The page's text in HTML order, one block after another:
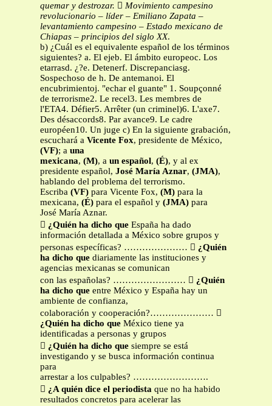
quemar y destrozar.  Movimiento campesino
revolucionario – líder – Emiliano Zapata –
levantamiento campesino – Estado mexicano de
Chiapas – principios del siglo XX.
b) ¿Cuál es el equivalente español de los términos
siguientes? a. El ejeb. El ámbito europeoc. Los
etarrasd. ¿?e. Detenerf. Discrepanciasg.
Sospechoso de h. De antemanoi. El
encubrimientoj. "echar el guante" 1. Soupçonné
de terrorisme2. Le recel3. Les membres de
l'ETA4. Défier5. Arrêter (un criminel)6. L'axe7.
Des désaccords8. Par avance9. Le cadre
européen10. Un juge c) En la siguiente grabación,
escuchará a Vicente Fox, presidente de México,
(VF); a una
mexicana, (M), a un español, (É), y al ex
presidente español, José María Aznar, (JMA),
hablando del problema del terrorismo.
Escriba (VF) para Vicente Fox, (M) para la
mexicana, (É) para el español y (JMA) para
José María Aznar.
 ¿Quién ha dicho que España ha dado
información detallada a México sobre grupos y
personas específicas? …………………  ¿Quién
ha dicho que diariamente las instituciones y
agencias mexicanas se comunican
con las españolas? ……………………  ¿Quién
ha dicho que entre México y España hay un
ambiente de confianza,
colaboración y cooperación?………………… 
¿Quién ha dicho que México tiene ya
identificadas a personas y grupos
 ¿Quién ha dicho que siempre se está
investigando y se busca información continua
para
arrestar a los culpables? …………………….
 ¿A quién dice el periodista que no ha habido
resultados concretos para acelerar las